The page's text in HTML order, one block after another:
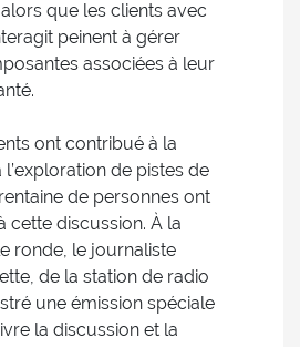
que les clients avec
peinent à gérer
associées à leur
ont contribué à la
de pistes de
de personnes ont
cette discussion. À la
ronde, le journaliste
de la station de radio
une émission spéciale
la discussion et la